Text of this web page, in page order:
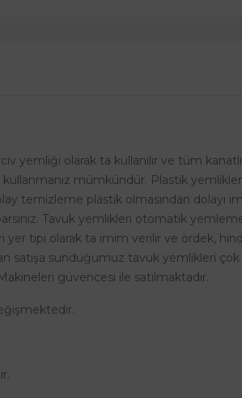
yemliği olarak ta kullanılır ve tüm
mümkündür. Plastik
temizleme plastik olmasından dolayı
Tavuk yemlikleri otomatik
tipi olarak ta imim verilir ve ördek,
satışa sunduğumuz tavuk yemlikleri
güvencesi ile satılmaktadır.